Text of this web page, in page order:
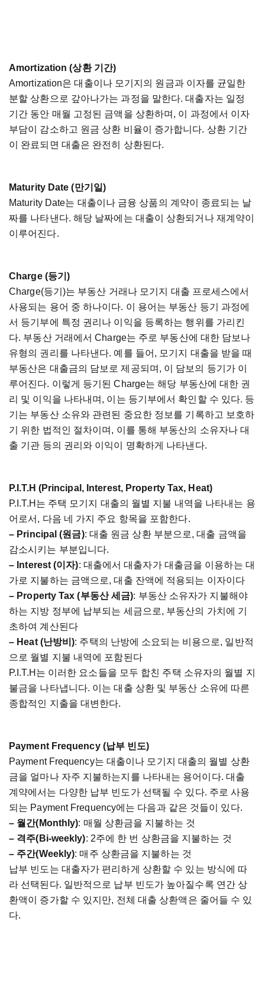
Amortization (상환 기간)
Amortization은 대출이나 모기지의 원금과 이자를 균일한
분할 상환으로 갚아나가는 과정을 말한다.대출자는 일정
기간 동안 매월 고정된 금액을 상환하며 , 이 과정에서 이자
부담이
감소하고 원금 상환 비율이 증가합니다. 상환 기간
이
완료되면 대출은 완전히 상환된다.
Maturity Date (만기일)
Maturity Date는 대출이나 금융 상품의 계약이 종료되는 날
짜를 나타낸다. 해당 날짜에는 대출이 상환되거나 재계약이
이루어진다.
Charge (등기)
Charge(등기 )는 부동산 거래나 모기지 대출 프로세스에서
사용되는 용어 중 하나이다. 이 용어는 부동산 등기
과정에
서 등기부에 특정 권리나 이익을 등록하는 행위를 가리킨
다. 부동산 거래에서 Charge는 주로 부동산에 대한 담보나
유형의 권리를 나타낸다. 예를 들어 , 모기지 대출을 받을 때
부동산은 대출금의 담보로 제공되며 , 이 담보의 등기가 이
루어진다. 이렇게 등기된 Charge는 해당 부동산에 대한 권
리 및 이익을 나타내며 , 이는 등기부에서 확인할 수 있다. 등
기는 부동산 소유와 관련된 중요한 정보를 기록하고 보호하
기
위한 법적인 절차이며 , 이를 통해 부동산의 소유자나 대
출 기관 등의 권리와 이익이 명확하게 나타낸다.
P.I.T.H (Principal, Interest, Property Tax, Heat)
P.I.T.H 는 주택 모기지 대출의 월별 지불 내역을 나타내는 용
어로서 , 다음 네 가지 주요 항목을 포함한다.
– Principal (원금): 대출 원금 상환 부분으로,대출 금액을
감소시키는 부분입니다.
– Interest (이자): 대출에서 대출자가 대출금을 이용하는 대
가로 지불하는 금액으로,대출 잔액에 적용되는 이자이다
– Property Tax (부동산 세금): 부동산 소유자가 지불해야
하는 지방 정부에 납부되는 세금으로, 부동산의 가치에 기
초하여 계산된다
– Heat (난방비): 주택의 난방에 소요되는 비용으로, 일반적
으로 월별 지불 내역에
포함된다
P.I.T.H 는 이러한 요소들을 모두 합친 주택 소유자의 월별 지
불금을 나타냅니다. 이는 대출 상환 및 부동산 소유에 따른
종합적인 지출을 대변한다.
Payment Frequency (납부 빈도)
Payment Frequency는 대출이나 모기지 대출의 월별 상환
금을 얼마나 자주 지불하는지를 나타내는 용어이다. 대출
계약에서는 다양한 납부 빈도가 선택될 수 있다. 주로 사용
되는 Payment Frequency에는 다음과 같은 것들이 있다.
– 월간(Monthly): 매월 상환금을 지불하는 것
– 격주(Bi-weekly): 2주에 한 번 상환금을 지불하는 것
– 주간(Weekly): 매주 상환금을 지불하는 것
납부 빈도는 대출자가 편리하게 상환할 수 있는 방식에 따
라 선택된다. 일반적으로 납부 빈도가 높아질수록 연간 상
환액이
증가할 수 있지만, 전체 대출 상환액은 줄어들 수 있
다.